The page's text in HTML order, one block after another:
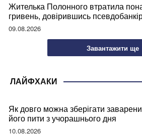
Жителька Полонного втратила
гривень, довірившись
09.08.2026
Завантажити ще
ЛАЙФХАКИ
Як довго можна зберігати
його пити з учорашнього дня
10.08.2026